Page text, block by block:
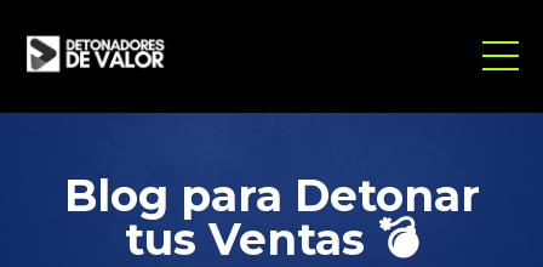
Blog para Detonar
tus Ventas 💣